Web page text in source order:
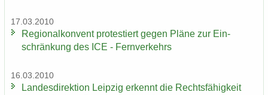
17.03.2010
Re­gio­nal­kon­vent pro­tes­tiert gegen Pläne zur Ein­
schrän­kung des ICE - Fern­ver­kehrs
16.03.2010
Lan­des­di­rek­ti­on Leip­zig er­kennt die Rechts­fä­hig­keit